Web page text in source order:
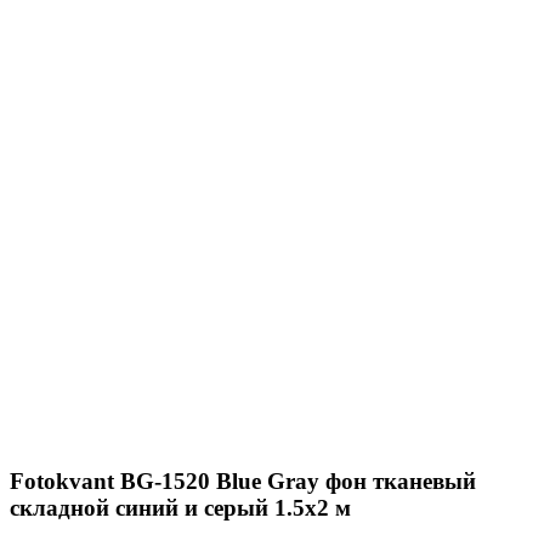
Fotokvant BG-1520 Blue Gray фон тканевый
складной синий и серый 1.5х2 м